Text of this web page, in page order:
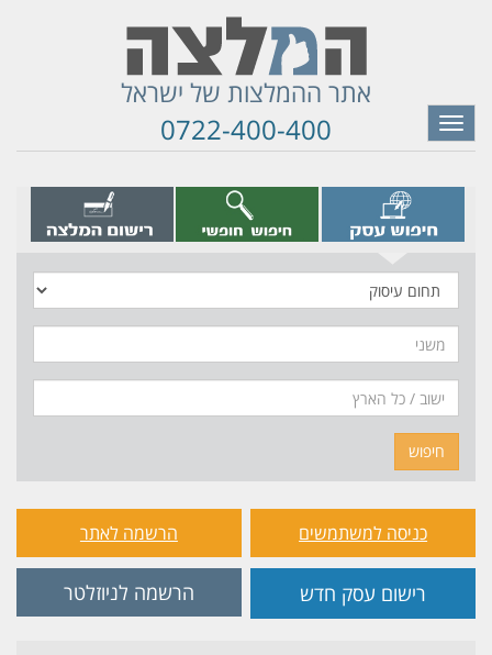
אתר ההמלצות של ישראל
0722-400-400
Toggle
navigation
עיסוק
חיפוש
כניסה למשתמשים הרשמה לאתר
רישום עסק חדש הרשמה לניוזלטר